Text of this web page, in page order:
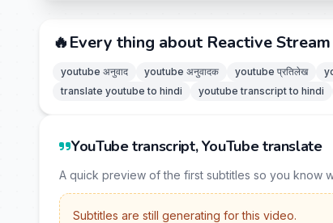
🔥Every thing about Reactive
youtube अनुवाद youtube अनुवादक youtube प्रतिलेख
translate youtube to hindi
youtube transcript to hindi
YouTube transcript, YouTube translate
A quick preview of the first subtitles so you know
Subtitles are still generating for this video.